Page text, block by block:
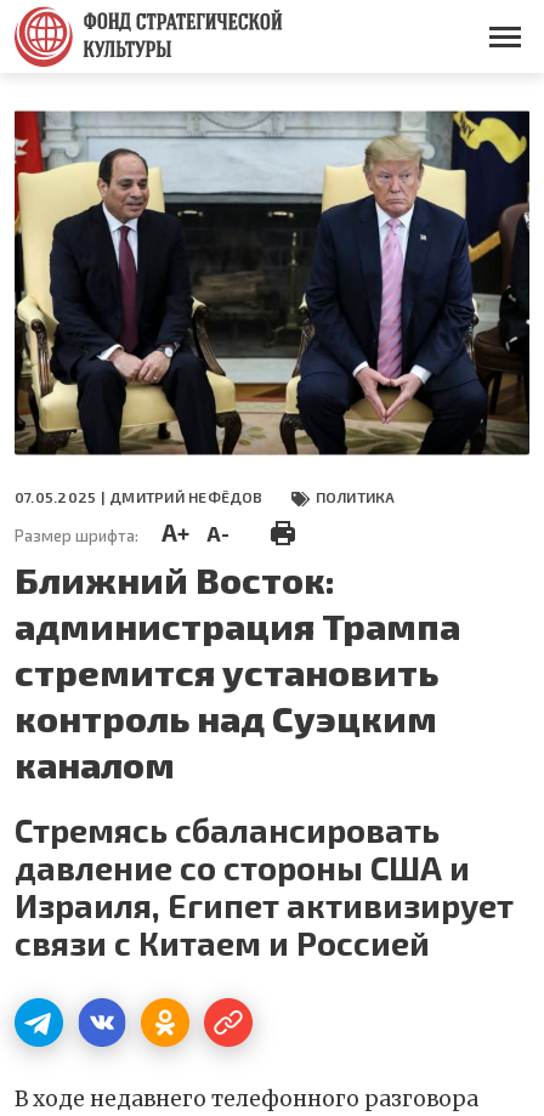
Перейти
основному
содержанию
Основная
07.05.2025 | ДМИТРИЙ НЕФЁДОВ ПОЛИТИКА
Размер шрифта: A+ A-
Ближний Восток:
администрация Трампа
стремится установить
контроль над Суэцким
каналом
Стремясь сбалансировать
давление со стороны США и
Израиля, Египет активизирует
связи с Китаем и Россией
В ходе недавнего телефонного разговора